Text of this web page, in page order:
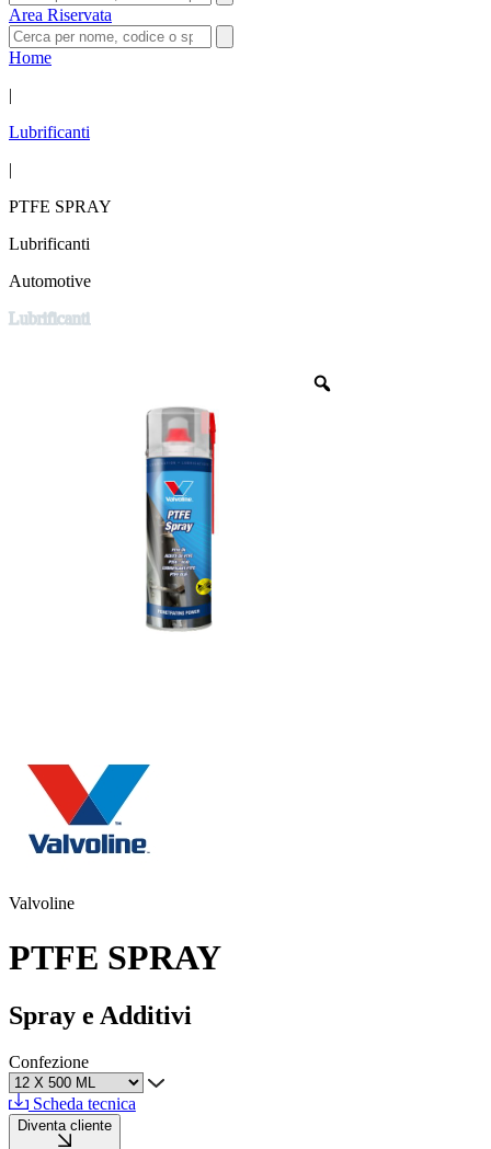
Area Riservata
Home
|
Lubrificanti
|
PTFE SPRAY
Lubrificanti
Automotive
Lubrificanti
Valvoline
PTFE SPRAY
Spray e Additivi
Confezione
Scheda tecnica
Diventa cliente